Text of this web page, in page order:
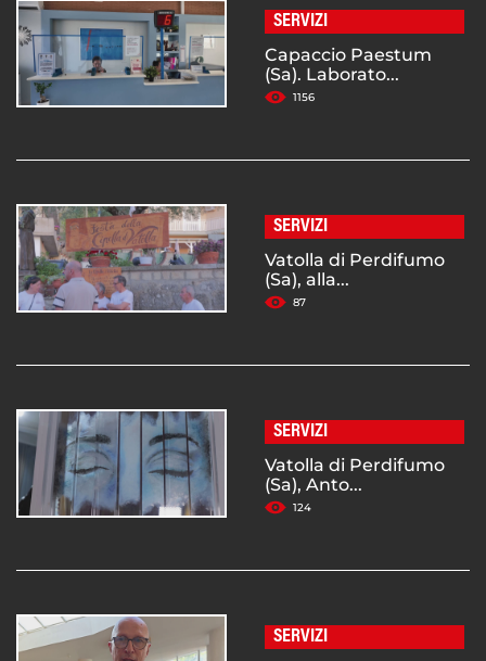
SERVIZI
Capaccio Paestum
(Sa). Laborato...
1156
SERVIZI
Vatolla di Perdifumo
(Sa), alla...
87
SERVIZI
Vatolla di Perdifumo
(Sa), Anto...
124
SERVIZI